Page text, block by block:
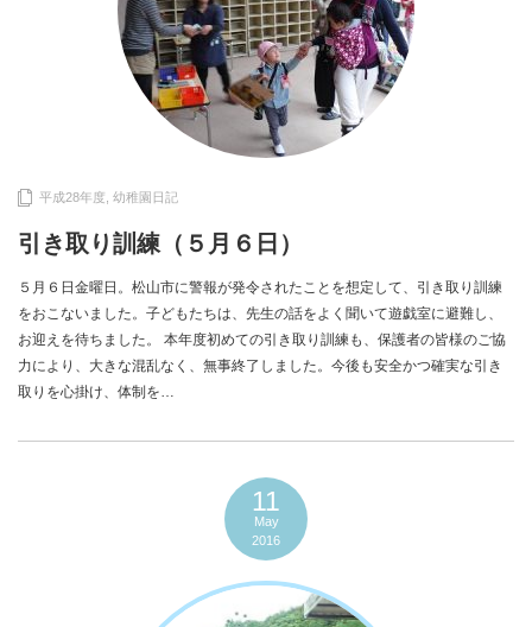
平成28年度 幼稚園日記
引き取り訓練（５月６日）
５月６日金曜日。松山市に警報が発令されたことを想定して、引き取り訓練
をおこないました。子どもたちは、先生の話をよく聞いて遊戯室に避難し、
お迎えを待ちました。 本年度初めての引き取り訓練も、保護者の皆様のご協
力により、大きな混乱なく、無事終了しました。今後も安全かつ確実な引き
取りを心掛け、体制を…
11
May
2016